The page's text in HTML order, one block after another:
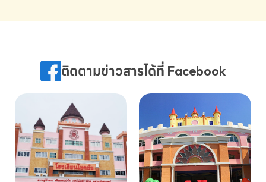
ภาษา ผ่านประสบการณ์การเรียนรู้
075-691910ติดตามข่าวสารได้ที่ Facebook